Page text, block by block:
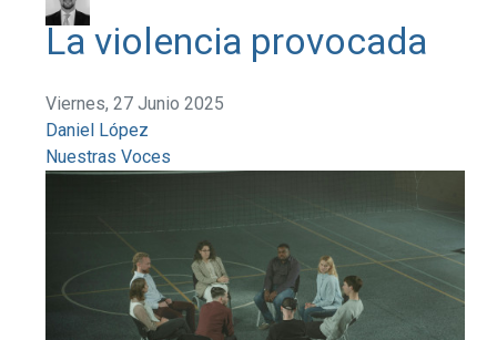
La violencia provocada
Viernes, 27 Junio 2025
Daniel López
Nuestras Voces